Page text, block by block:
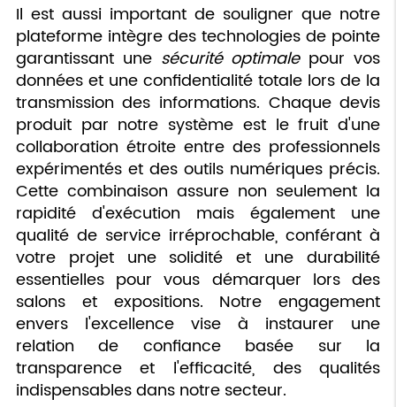
Il est aussi important de souligner que notre
plateforme intègre des technologies de pointe
garantissant une sécurité optimalepour vos
données et une confidentialité totale lors de la
transmission des informations. Chaque devis
produit par notre système est le fruit d'une
collaboration étroite entre des professionnels
expérimentés et des outils numériques précis.
Cette combinaison assure non seulement la
rapidité d'exécution mais également une
qualité de service irréprochable, conférant à
votre projet une solidité et une durabilité
essentielles pour vous démarquer lors des
salons et expositions. Notre engagement
envers l'excellence vise à instaurer une
relation de confiance basée sur la
transparence et l'efficacité, des qualités
indispensables dans notre secteur.